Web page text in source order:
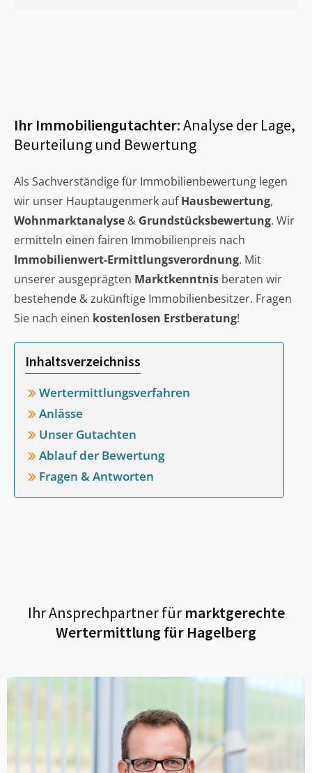
Ihr Immobiliengutachter:Analyse der Lage,
Beurteilung und Bewertung
Als Sachverständige für Immobilienbewertung legen
wir unser Hauptaugenmerk aufHausbewertung,
Wohnmarktanalyse & Grundstücksbewertung. Wir
ermitteln einen fairen Immobilienpreis nach
Immobilienwert-Ermittlungsverordnung. Mit
unserer ausgeprägten Marktkenntnis beraten wir
bestehende & zukünftige Immobilienbesitzer. Fragen
Sie nach einen kostenlosen Erstberatung!
Inhaltsverzeichniss
Wertermittlungsverfahren
Anlässe
Unser Gutachten
Ablauf der Bewertung
Fragen & Antworten
Ihr Ansprechpartner fürmarktgerechte
Wertermittlung für Hagelberg